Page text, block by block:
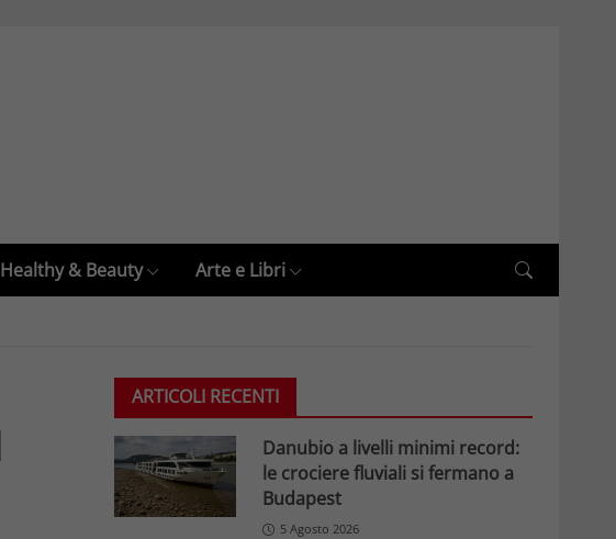
Healthy & Beauty Arte e Libri
ARTICOLI RECENTI
Danubio a livelli minimi record:
le crociere fluviali si fermano a
Budapest
5 Agosto 2026